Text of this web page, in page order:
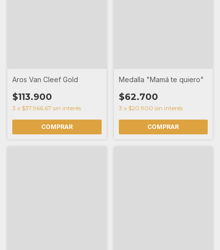
Aros Van Cleef Gold
$113.900
3 x $37.966,67 sin interés
Medalla "Mamá te quiero"
$62.700
3 x $20.900 sin interés